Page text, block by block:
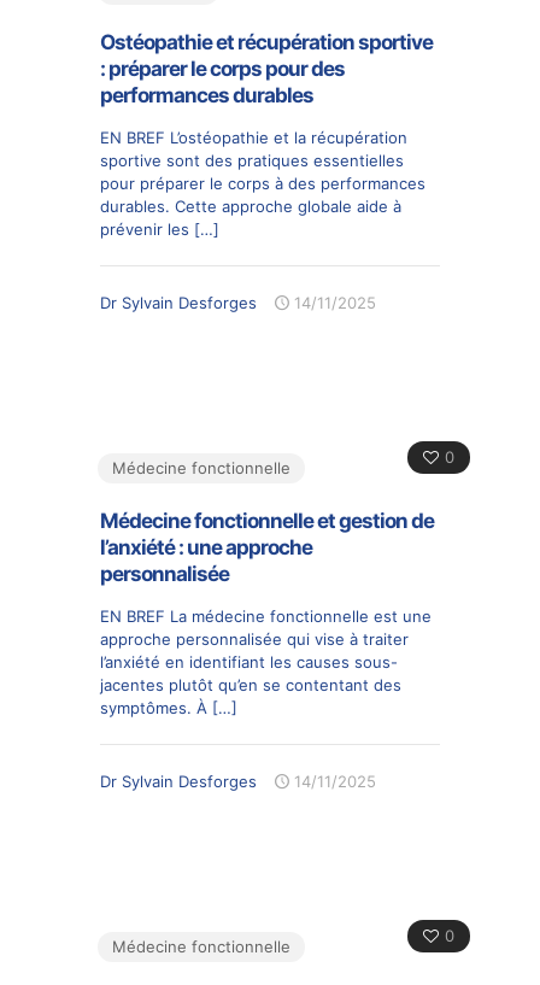
Ostéopathie et récupération sportive
: préparer le corps pour des
performances durables
EN BREF L’ostéopathie et la récupération
sportive sont des pratiques essentielles
pour préparer le corps à des performances
durables. Cette approche globale aide à
prévenir les […]
Dr Sylvain Desforges 14/11/2025
0
Médecine fonctionnelle
Médecine fonctionnelle et gestion de
l’anxiété : une approche
personnalisée
EN BREF La médecine fonctionnelle est une
approche personnalisée qui vise à traiter
l’anxiété en identifiant les causes sous-
jacentes plutôt qu’en se contentant des
symptômes. À […]
Dr Sylvain Desforges 14/11/2025
0
Médecine fonctionnelle